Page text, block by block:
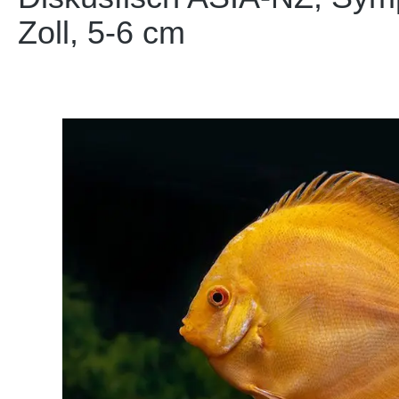
Zoll, 5-6 cm